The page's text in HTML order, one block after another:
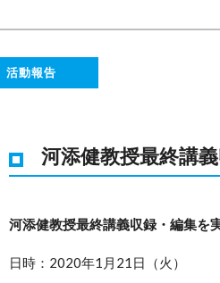
活動報告
河添健教授最終講
河添健教授最終講義収録・編集を
日時：2020年1月21日（火）